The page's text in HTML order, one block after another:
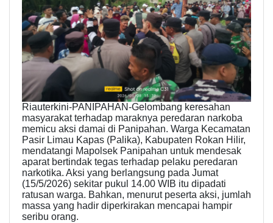
Riauterkini-PANIPAHAN-Gelombang keresahan
masyarakat terhadap maraknya peredaran narkoba
memicu aksi damai di Panipahan. Warga Kecamatan
Pasir Limau Kapas (Palika), Kabupaten Rokan Hilir,
mendatangi Mapolsek Panipahan untuk mendesak
aparat bertindak tegas terhadap pelaku peredaran
narkotika. Aksi yang berlangsung pada Jumat
(15/5/2026) sekitar pukul 14.00 WIB itu dipadati
ratusan warga. Bahkan, menurut peserta aksi, jumlah
massa yang hadir diperkirakan mencapai hampir
seribu orang.